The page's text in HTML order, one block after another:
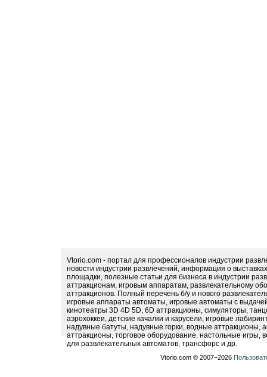
Vtorio.com - портал для профессионалов индустрии
новости индустрии развлечений, информация о
площадки, полезные статьи для бизнеса в индустрии
аттракционам, игровым аппаратам, развлекательному
аттракционов. Полный перечень б/у и нового
игровые аппараты автоматы, игровые автоматы с
кинотеатры 3D 4D 5D, 6D аттракционы, симуляторы,
аэрохоккеи, детские качалки и карусели, игровые
надувные батуты, надувные горки, водные
аттракционы, торговое оборудование, настольные игры,
для развлекательных автоматов, трансфорс и др.
Vtorio.com © 2007−2026